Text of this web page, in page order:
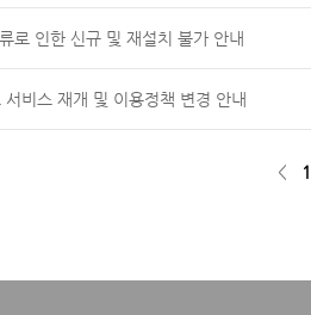
로 인한 신규 및 재설치 불가 안내
비스 재개 및 이용정책 변경 안내
< 1